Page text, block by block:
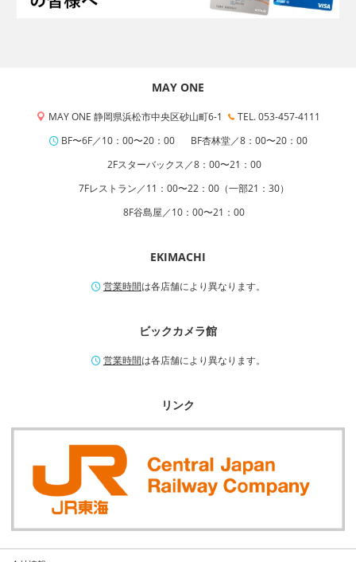
MAY ONE
MAY ONE 静岡県浜松市中央区砂山町6-1
TEL. 053-457-4111
BF〜6F／10：00〜20：00
BF杏林堂／8：00〜20：00
2Fスターバックス／8：00〜21：00
7Fレストラン／11：00〜22：00（一部21：30）
8F谷島屋／10：00〜21：00
EKIMACHI
営業時間は各店舗により異なります。
ビックカメラ館
営業時間は各店舗により異なります。
リンク